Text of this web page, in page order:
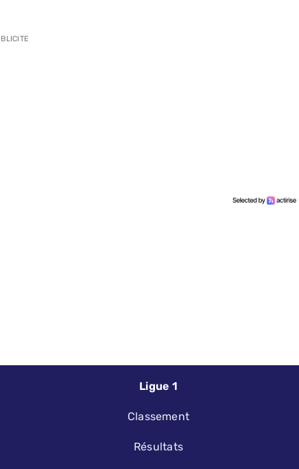
Ligue 1
Classement
Résultats